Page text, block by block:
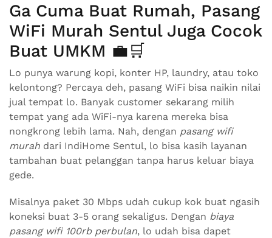
Ga Cuma Buat Rumah, Pasang
WiFi Murah Sentul Juga Cocok
Buat UMKM 💼🛒
Lo punya warung kopi, konter HP, laundry, atau toko
kelontong? Percaya deh, pasang WiFi bisa naikin nilai
jual tempat lo. Banyak customer sekarang milih
tempat yang ada WiFi-nya karena mereka bisa
nongkrong lebih lama. Nah, dengan pasang wifi
murah dari IndiHome Sentul, lo bisa kasih layanan
tambahan buat pelanggan tanpa harus keluar biaya
gede.
Misalnya paket 30 Mbps udah cukup kok buat ngasih
koneksi buat 3-5 orang sekaligus. Dengan biaya
pasang wifi 100rb perbulan, lo udah bisa dapet